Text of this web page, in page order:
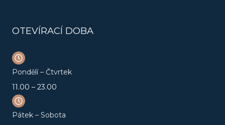
OTEVÍRACÍ DOBA
Pondělí – Čtvrtek
11.00 – 23.00
Pátek – Sobota